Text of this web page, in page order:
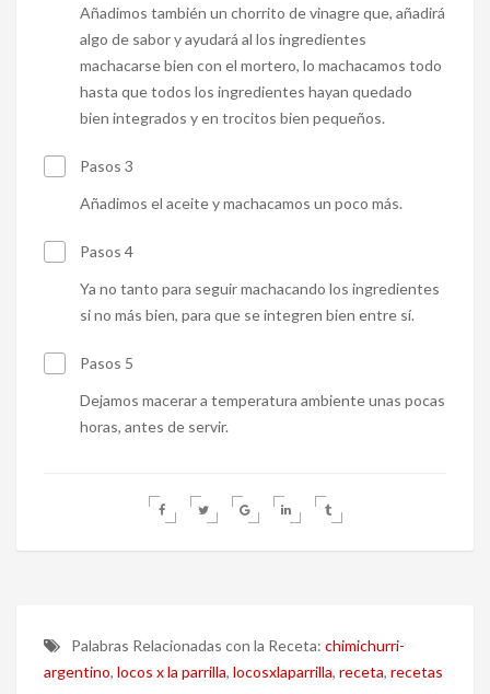
Añadimos también un chorrito de vinagre que, añadirá
algo de sabor y ayudará al los ingredientes
machacarse bien con el mortero, lo machacamos todo
hasta que todos los ingredientes hayan quedado
bien integrados y en trocitos bien pequeños.
Pasos 3
Añadimos el aceite y machacamos un poco más.
Pasos 4
Ya no tanto para seguir machacando los ingredientes
si no más bien, para que se integren bien entre sí.
Pasos 5
Dejamos macerar a temperatura ambiente unas pocas
horas, antes de servir.
Palabras Relacionadas con la Receta: chimichurri-
argentino, locos x la parrilla, locosxlaparrilla, receta, recetas